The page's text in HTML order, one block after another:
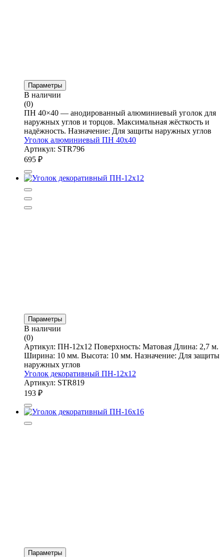
Параметры
В наличии
(0)
ПН 40×40 — анодированный алюминиевый уголок для
наружных углов и торцов. Максимальная жёсткость и
надёжность. Назначение: Для защиты наружных углов
Уголок алюминиевый ПН 40х40
Артикул: STR796
695 ₽
Параметры
В наличии
(0)
Артикул: ПН-12х12 Поверхность: Матовая Длина: 2,7 м.
Ширина: 10 мм. Высота: 10 мм. Назначение: Для защиты
наружных углов
Уголок декоративный ПН-12х12
Артикул: STR819
193 ₽
Параметры